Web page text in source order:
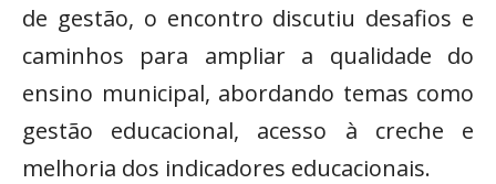
de gestão, o encontro discutiu desafios e
caminhos para ampliar a qualidade do
ensino municipal, abordando temas como
gestão educacional, acesso à creche e
melhoria dos indicadores educacionais.